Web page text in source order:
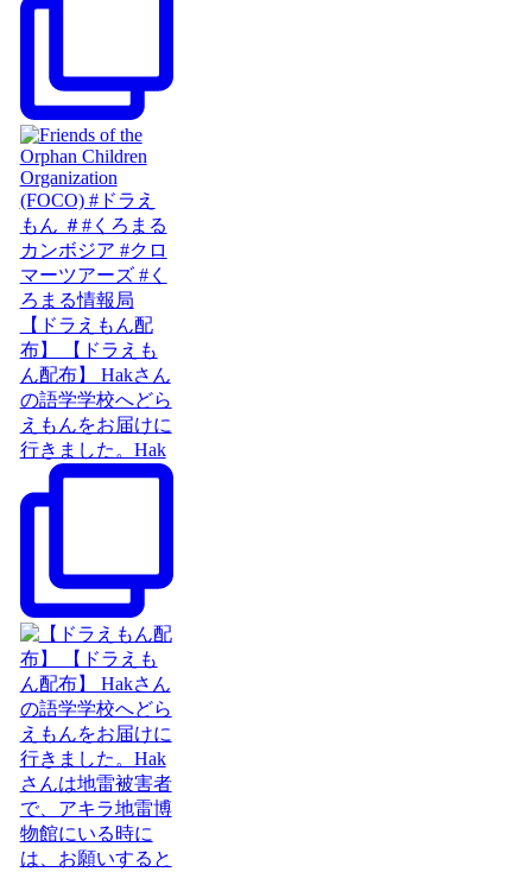
【ドラえもん配
布】 【ドラえも
ん配布】 Hakさん
の語学学校へどら
えもんをお届けに
行きました。Hak